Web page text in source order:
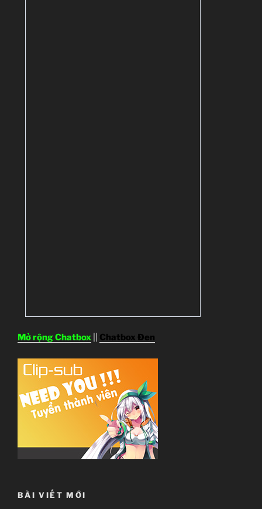
Mở rộng Chatbox Chatbox Đen
BÀI VIẾT MỚI